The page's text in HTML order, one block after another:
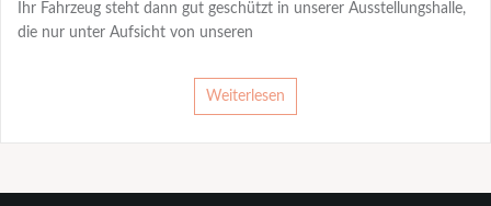
Ihr Fahrzeug steht dann gut geschützt in unserer Ausstellungshalle,
die nur unter Aufsicht von unseren
Weiterlesen